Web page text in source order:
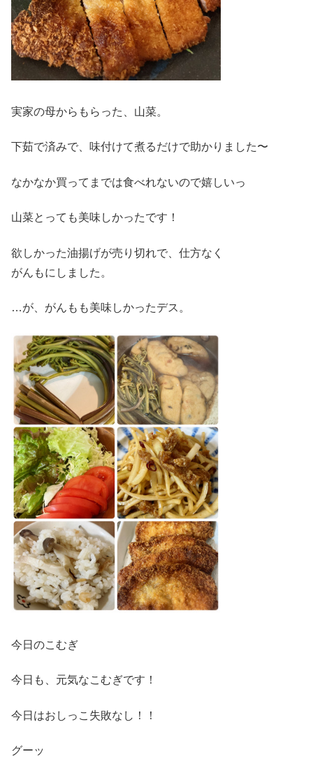
実家の母からもらった、山菜。
下茹で済みで、味付けて煮るだけで助かりました〜
なかなか買ってまでは食べれないので嬉しいっ
山菜とっても美味しかったです！
欲しかった油揚げが売り切れで、仕方なく
がんもにしました。
…が、がんもも美味しかったデス。
今日のこむぎ
今日も、元気なこむぎです！
今日はおしっこ失敗なし！！
グーッ